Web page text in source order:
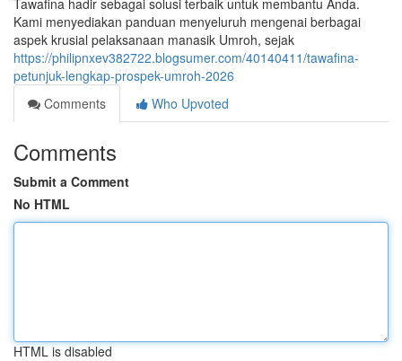
Tawafina hadir sebagai solusi terbaik untuk membantu Anda.
Kami menyediakan panduan menyeluruh mengenai berbagai
aspek krusial pelaksanaan manasik Umroh, sejak
https://philipnxev382722.blogsumer.com/40140411/tawafina-
petunjuk-lengkap-prospek-umroh-2026
Comments
Who Upvoted
Comments
Submit a Comment
No HTML
HTML is disabled